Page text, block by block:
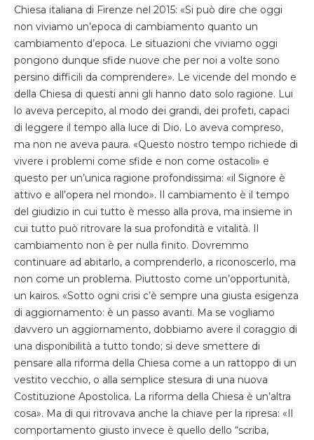
Chiesa italiana di Firenze nel 2015: «Si può dire che oggi
non viviamo un’epoca di cambiamento quanto un
cambiamento d’epoca. Le situazioni che viviamo oggi
pongono dunque sfide nuove che per noi a volte sono
persino difficili da comprendere». Le vicende del mondo e
della Chiesa di questi anni gli hanno dato solo ragione. Lui
lo aveva percepito, al modo dei grandi, dei profeti, capaci
di leggere il tempo alla luce di Dio. Lo aveva compreso,
ma non ne aveva paura. «Questo nostro tempo richiede di
vivere i problemi come sfide e non come ostacoli» e
questo per un’unica ragione profondissima: «il Signore è
attivo e all’opera nel mondo». Il cambiamento è il tempo
del giudizio in cui tutto è messo alla prova, ma insieme in
cui tutto può ritrovare la sua profondità e vitalità. Il
cambiamento non è per nulla finito. Dovremmo
continuare ad abitarlo, a comprenderlo, a riconoscerlo, ma
non come un problema. Piuttosto come un’opportunità,
un kairos. «Sotto ogni crisi c’è sempre una giusta esigenza
di aggiornamento: è un passo avanti. Ma se vogliamo
davvero un aggiornamento, dobbiamo avere il coraggio di
una disponibilità a tutto tondo; si deve smettere di
pensare alla riforma della Chiesa come a un rattoppo di un
vestito vecchio, o alla semplice stesura di una nuova
Costituzione Apostolica. La riforma della Chiesa è un’altra
cosa». Ma di qui ritrovava anche la chiave per la ripresa: «Il
comportamento giusto invece è quello dello “scriba,